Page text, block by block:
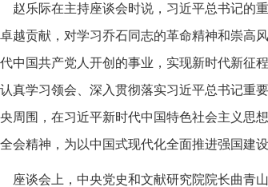
赵乐际在主持座谈会时说，习近平总书记的
越贡献，对学习乔石同志的革命精神和崇高
中国共产党人开创的事业，实现新时代新征
真学习领会、深入贯彻落实习近平总书记重
周围，在习近平新时代中国特色社会主义思
会精神，为以中国式现代化全面推进强国建
座谈会上，中央党史和文献研究院院长曲青